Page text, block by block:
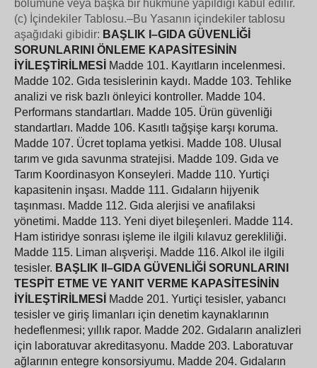
bölümüne veya başka bir hükmüne yapıldığı kabul edilir.
(c) İçindekiler Tablosu.–Bu Yasanın içindekiler tablosu
aşağıdaki gibidir: BAŞLIK I–GIDA GÜVENLİĞİ
SORUNLARINI ÖNLEME KAPASİTESİNİN
İYİLEŞTİRİLMESİ
Madde 101. Kayıtların incelenmesi.
Madde 102. Gıda tesislerinin kaydı. Madde 103. Tehlike
analizi ve risk bazlı önleyici kontroller. Madde 104.
Performans standartları. Madde 105. Ürün güvenliği
standartları. Madde 106. Kasıtlı tağşişe karşı koruma.
Madde 107. Ücret toplama yetkisi. Madde 108. Ulusal
tarım ve gıda savunma stratejisi. Madde 109. Gıda ve
Tarım Koordinasyon Konseyleri. Madde 110. Yurtiçi
kapasitenin inşası. Madde 111. Gıdaların hijyenik
taşınması. Madde 112. Gıda alerjisi ve anafilaksi
yönetimi. Madde 113. Yeni diyet bileşenleri. Madde 114.
Ham istiridye sonrası işleme ile ilgili kılavuz gerekliliği.
Madde 115. Liman alışverişi. Madde 116. Alkol ile ilgili
tesisler. BAŞLIK II–GIDA GÜVENLİĞİ SORUNLARINI
TESPİT ETME VE YANIT VERME KAPASİTESİNİN
İYİLEŞTİRİLMESİ
Madde 201. Yurtiçi tesisler, yabancı
tesisler ve giriş limanları için denetim kaynaklarının
hedeflenmesi; yıllık rapor. Madde 202. Gıdaların analizleri
için laboratuvar akreditasyonu. Madde 203. Laboratuvar
ağlarının entegre konsorsiyumu. Madde 204. Gıdaların